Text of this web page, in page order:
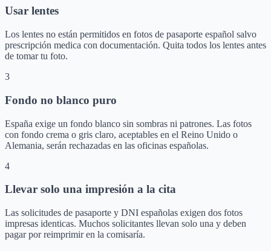
Usar lentes
Los lentes no están permitidos en fotos de pasaporte español salvo
prescripción medica con documentación. Quita todos los lentes antes
de tomar tu foto.
3
Fondo no blanco puro
España exige un fondo blanco sin sombras ni patrones. Las fotos
con fondo crema o gris claro, aceptables en el Reino Unido o
Alemania, serán rechazadas en las oficinas españolas.
4
Llevar solo una impresión a la cita
Las solicitudes de pasaporte y DNI españolas exigen dos fotos
impresas identicas. Muchos solicitantes llevan solo una y deben
pagar por reimprimir en la comisaría.